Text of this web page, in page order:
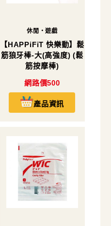
休閒・遊戲
【HAPPiFiT 快樂動】鬆
筋狼牙棒-大(高強度) (鬆
筋按摩棒)
網路價500
產品資訊